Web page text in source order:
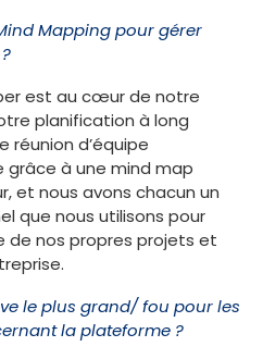
Mapping pour gérer
est au cœur de notre
planification à long
réunion d’équipe
à une mind map
et nous avons chacun un
que nous utilisons pour
de nos propres projets et
le plus grand/ fou pour les
la plateforme ?